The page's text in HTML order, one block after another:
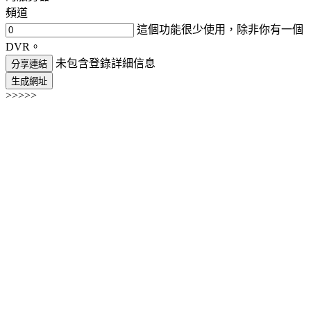
頻道
這個功能很少使用，除非你有一個
DVR。
分享連結 未包含登錄詳細信息
生成網址
>>>>>